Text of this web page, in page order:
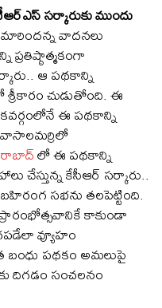
స‌ర్కారుకు ముందు
వాద‌న‌లు
ప్ర‌తిష్ఠాత్మ‌కంగా
ఆ ప‌థ‌కాన్ని
చుడుతోంది. ఈ
ఈ ప‌థ‌కాన్ని
లో ఈ ప‌థ‌కాన్ని
చేస్తున్న కేసీఆర్ స‌ర్కారు..
స‌భ‌ను త‌ల‌పెట్టింది.
కాకుండా
వ్యూహం
ప‌థ‌కం అమ‌లుపై
దిగడం సంచ‌ల‌నం